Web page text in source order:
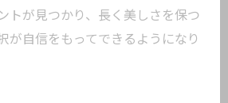
トが見つかり、長く美しさを保つ
が自信をもってできるようになり